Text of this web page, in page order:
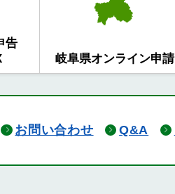
告
岐阜県オンライン申請
お問い合わせ Q&A